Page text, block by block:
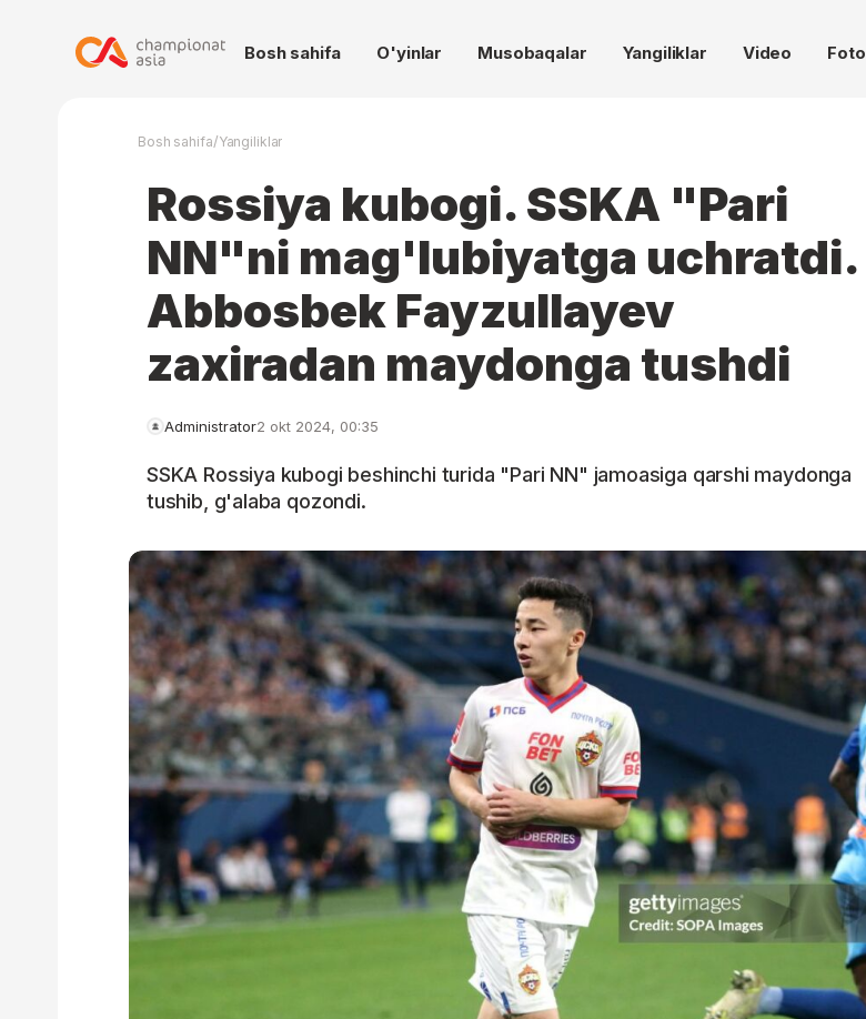
Bosh sahifa O'yinlar Musobaqalar Yangiliklar Video Foto
Bosh sahifa/Yangiliklar
Rossiya kubogi. SSKA "Pari
NN"ni mag'lubiyatga uchratdi.
Abbosbek Fayzullayev
zaxiradan maydonga tushdi
Administrator2 okt 2024, 00:35
SSKA Rossiya kubogi beshinchi turida "Pari NN" jamoasiga qarshi maydonga
tushib, g'alaba qozondi.